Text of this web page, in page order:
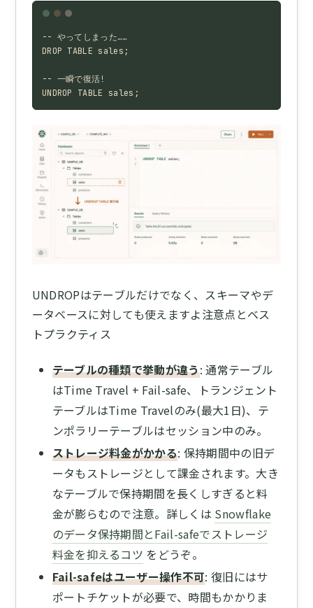
-- やってしまった……
DROP TABLE sales;
-- 一瞬で復活!
UNDROP TABLE sales;
UNDROPはテーブルだけでなく、スキーマやデ
ータベースに対しても使えますよ注意点とベス
トプラクティス
テーブルの種類で挙動が違う: 通常テーブル
はTime Travel + Fail-safe、トランジェント
テーブルはTime Travelのみ(最大1日)、テ
ンポラリーテーブルはセッション中のみ。
ストレージ料金がかかる: 保持期間中の旧デ
ータもストレージとして課金されます。大き
なテーブルで保持期間を長くしすぎると料
金が膨らむので注意。詳しくは Snowflake
のデータ保持期間とFail-safeでストレージ
料金を抑えるコツ をどうぞ。
Fail-safeはユーザー操作不可: 復旧にはサ
ポートチケットが必要で、時間もかかりま